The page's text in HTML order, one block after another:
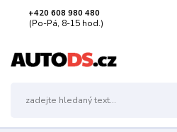
+420 608 980 480
(Po-Pá, 8-15 hod.)